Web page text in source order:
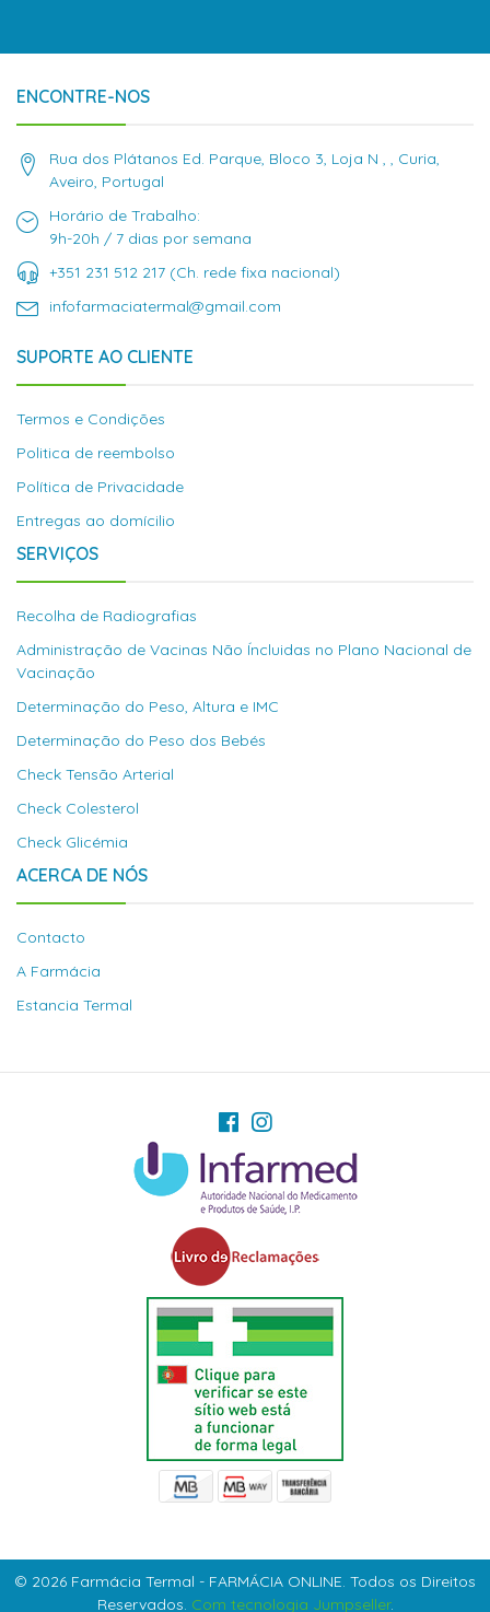
ENCONTRE-NOS
Rua dos Plátanos Ed. Parque, Bloco 3, Loja N , , Curia,
Aveiro, Portugal
Horário de Trabalho:
9h-20h / 7 dias por semana
+351 231 512 217 (Ch. rede fixa nacional)
infofarmaciatermal@gmail.com
SUPORTE AO CLIENTE
Termos e Condições
Politica de reembolso
Política de Privacidade
Entregas ao domícilio
SERVIÇOS
Recolha de Radiografias
Administração de Vacinas Não Íncluidas no Plano Nacional de
Vacinação
Determinação do Peso, Altura e IMC
Determinação do Peso dos Bebés
Check Tensão Arterial
Check Colesterol
Check Glicémia
ACERCA DE NÓS
Contacto
A Farmácia
Estancia Termal
© 2026 Farmácia Termal - FARMÁCIA ONLINE. Todos os Direitos
Reservados. Com tecnologia Jumpseller.